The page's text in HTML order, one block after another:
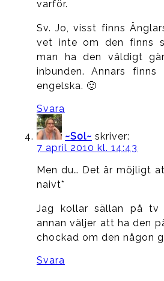
varför.
Sv. Jo, visst finns
vet inte om den finns
man ha den väldigt
inbunden. Annars
engelska. 🙂
Svara
~Sol~ skriver:
7 april 2010 kl. 14:43
Men du… Det är möjligt
naivt*
Jag kollar sällan på tv
annan väljer att ha den
chockad om den någon
Svara